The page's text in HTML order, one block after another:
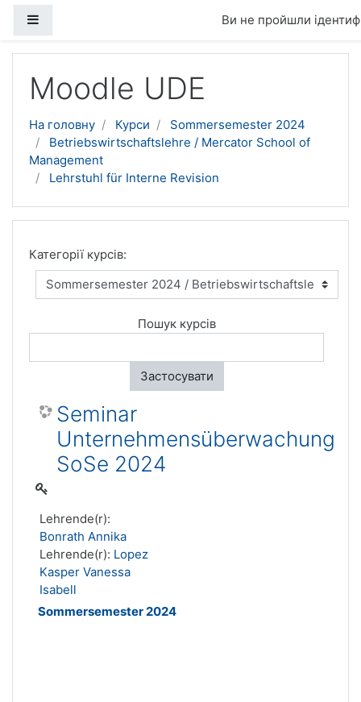
Ви не пройшли
Moodle UDE
На головну Курси
Sommersemester 2024
Betriebswirtschaftslehre / Mercator School of
Management
Lehrstuhl für Interne Revision
Категорії курсів:
Пошук курсів
Застосувати
Seminar
Unternehmensüberwachung
SoSe 2024
Lehrende(r):
Bonrath Annika
Lehrende(r): Lopez
Kasper Vanessa
Isabell
Sommersemester 2024